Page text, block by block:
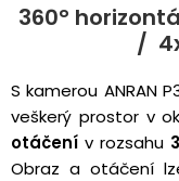
360°
/
S kamerou ANRAN
veškerý prostor v
otáčení v rozsahu
Obraz a otáčení